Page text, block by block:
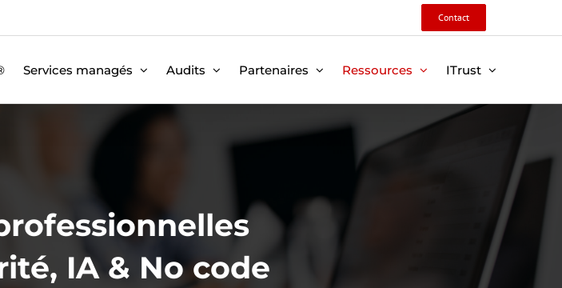
Contact
Services managés Audits Partenaires Ressources ITrust
IA & No code